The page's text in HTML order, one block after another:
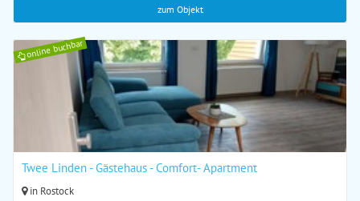
zum Objekt
online buchbar
Twee Linden - Gästehaus - Comfort- Apartment
in Rostock